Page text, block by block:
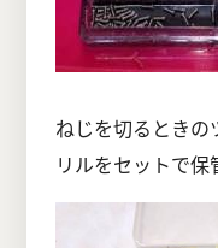
ねじを切るときの
リルをセットで保